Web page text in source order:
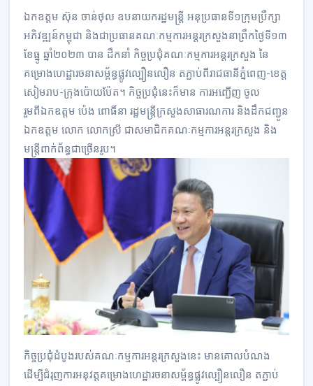
ឯកឧត្តម ស៊ុន ចាន់ថុល ឧបនាយករដ្ឋមន្ត្រី អនុប្រធានទី១ក្រុមប្រឹក្សា
អភិវឌ្ឍន៍កម្ពុជា និងជាប្រធានគណៈកម្មការអន្តរក្រសួងនាព្រឹកថ្ងៃទី១៣
ខែធ្នូ ឆ្នាំ២០២៣ បាន ដឹកនាំ កិច្ចប្រជុំគណៈកម្មការអន្តរក្រសួង នៃ
គម្រោងហេដ្ឋារចនាសម្ព័ន្ធផ្លូវល្បឿនលឿន តភ្ជាប់ពីរាជធានីភ្នំពេញ-ខេត្ត
សៀមរាប-ក្រុងប៉ោយប៉ែត។ កិច្ចប្រជុំនេះក៏មាន ការអញ្ជើញ ចូល
រួមពីឯកឧត្តម ប៉េង ពោធិ៍នា រដ្ឋមន្រ្តីក្រសួងសាធារណការ និងដឹកជញ្ជូន
ឯកឧត្តម លោក លោកស្រី ជាសមាជិកគណៈកម្មការអន្តរក្រសួង និង
មន្ត្រីពាក់ព័ន្ធជាច្រើនរូប។
កិច្ចប្រជុំដំបូងរបស់គណៈកម្មការអន្តរក្រសួងនេះ មានគោលបំណង
ដើម្បីជំរុញការអនុវត្តគម្រោងហេដ្ឋារចនាសម្ព័ន្ធផ្លូវល្បឿនលឿន តភ្ជាប់